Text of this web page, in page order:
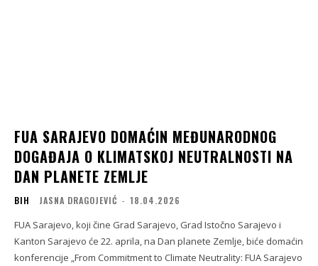
FUA SARAJEVO DOMAĆIN MEĐUNARODNOG
DOGAĐAJA O KLIMATSKOJ NEUTRALNOSTI NA
DAN PLANETE ZEMLJE
BIH JASNA DRAGOJEVIĆ - 18.04.2026
FUA Sarajevo, koji čine Grad Sarajevo, Grad Istočno Sarajevo i
Kanton Sarajevo će 22. aprila, na Dan planete Zemlje, biće domaćin
konferencije „From Commitment to Climate Neutrality: FUA Sarajevo